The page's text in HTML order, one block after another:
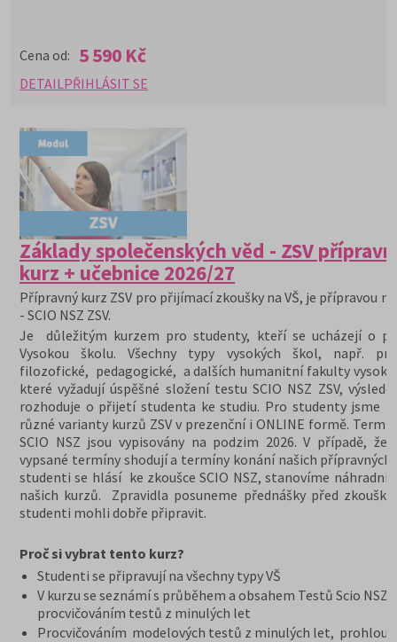
Cena od: 5 590 Kč
DETAIL PŘIHLÁSIT SE
Základy společenských věd - ZSV
kurz + učebnice 2026/27
Přípravný kurz ZSV pro přijímací zkoušky na VŠ, je přípravou
- SCIO NSZ ZSV.
Je důležitým kurzem pro studenty, kteří se ucházejí o
Vysokou školu. Všechny typy vysokých škol, např.
filozofické, pedagogické, a dalších humanitní fakulty
které vyžadují úspěšné složení testu SCIO NSZ ZSV,
rozhoduje o přijetí studenta ke studiu. Pro studenty jsme
různé varianty kurzů ZSV v prezenční i ONLINE formě.
SCIO NSZ jsou vypisovány na podzim 2026. V případě,
vypsané termíny shodují a termíny konání našich přípravných
studenti se hlásí ke zkoušce SCIO NSZ, stanovíme náhradní
našich kurzů. Zpravidla posuneme přednášky před
studenti mohli dobře připravit.
Proč si vybrat tento kurz?
Studenti se připravují na všechny typy VŠ
V kurzu se seznámí s průběhem a obsahem Testů Scio NSZ
procvičováním testů z minulých let
Procvičováním modelových testů z minulých let,